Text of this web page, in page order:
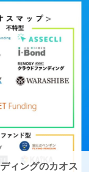
ィングのカオス